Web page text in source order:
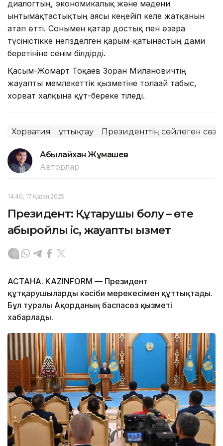
диалогтың, экономикалық және мәдени
ынтымақтастықтың аясы кеңейіп келе жатқанын
атап өтті. Сонымен қатар достық пен өзара
түсіністікке негізделген қарым-қатынастың дами
беретініне сенім білдірді.
Қасым-Жомарт Тоқаев Зоран Милановичтің
жауапты мемлекеттік қызметіне толағай табыс,
хорват халқына құт-береке тіледі.
Хорватия Құттықтау Президенттің сөйлеген сөзі
Абылайхан Жұмашев
Авторлар
14:40, 17 Қазан 2025
Президент: Құтқарушы болу – өте
абыройлы іс, жауапты қызмет
АСТАНА. KAZINFORM — Президент
құтқарушыларды кәсіби мерекесімен құттықтады.
Бұл туралы Ақорданың баспасөз қызметі
хабарлады.